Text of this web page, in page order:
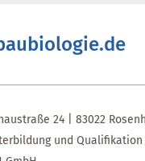
24 | 83022
und